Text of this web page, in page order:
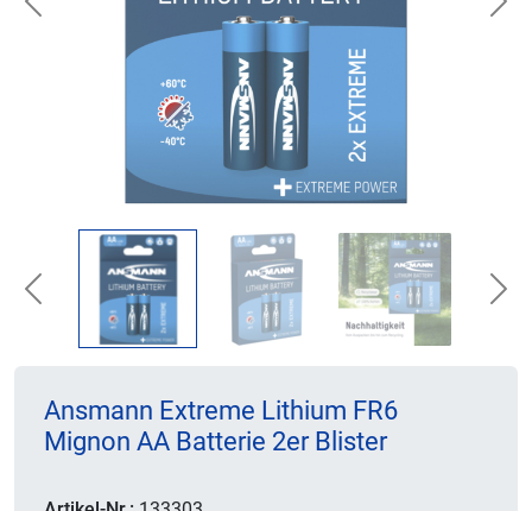
Previous
Previous
Ansmann Extreme Lithium FR6
Mignon AA Batterie 2er Blister